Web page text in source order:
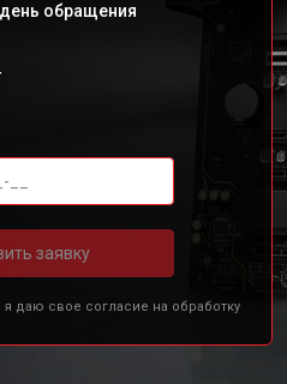
обращения
заявку
даю свое согласие на обработку